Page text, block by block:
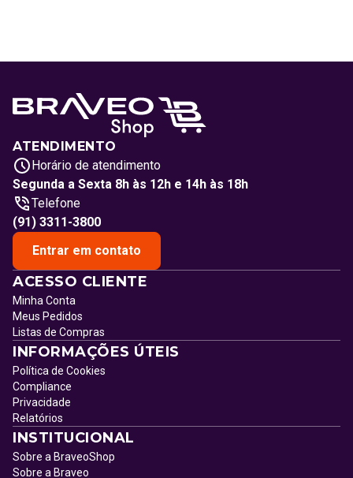
ATENDIMENTO
Horário de atendimento
Segunda a Sexta 8h às 12h e 14h às 18h
Telefone
(91) 3311-3800
Entrar em contato
ACESSO CLIENTE
Minha Conta
Meus Pedidos
Listas de Compras
INFORMAÇÕES ÚTEIS
Política de Cookies
Compliance
Privacidade
Relatórios
INSTITUCIONAL
Sobre a BraveoShop
Sobre a Braveo